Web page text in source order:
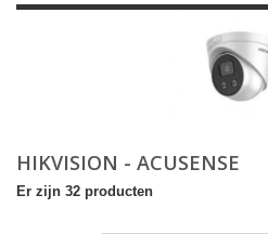
HIKVISION - ACUSENSE
Er zijn 32 producten